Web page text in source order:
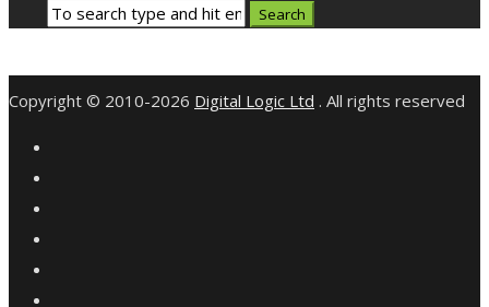
Copyright © 2010-2026 Digital Logic Ltd . All rights reserved